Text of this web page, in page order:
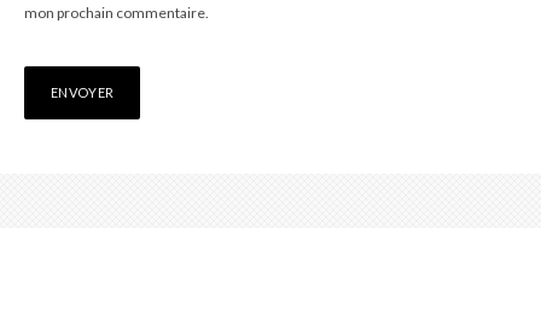
mon prochain commentaire.